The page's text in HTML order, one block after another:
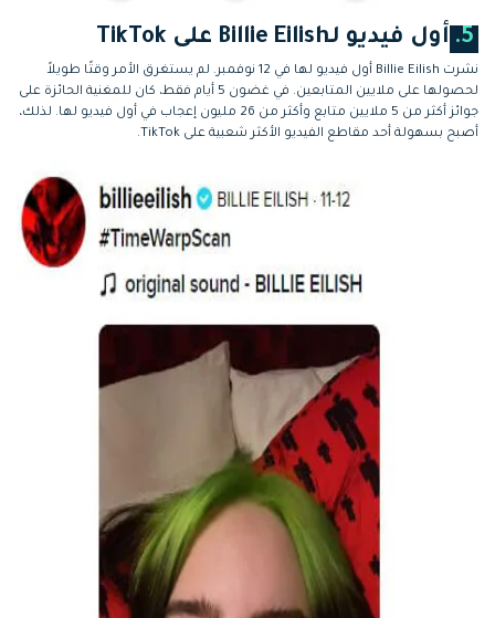
5. أول فيديو لـBillie Eilish على TikTok
نشرت Billie Eilish أول فيديو لها في 12 نوفمبر. لم يستغرق الأمر وقتًا طويلاً
لحصولها على ملايين المتابعين. في غضون 5 أيام فقط، كان للمغنية الحائزة على
جوائز أكثر من 5 ملايين متابع وأكثر من 26 مليون إعجاب في أول فيديو لها. لذلك،
أصبح بسهولة أحد مقاطع الفيديو الأكثر شعبية على TikTok.